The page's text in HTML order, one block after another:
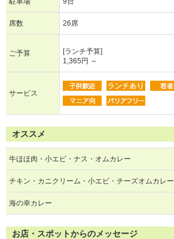
席数 26席
ご予算
[ランチ予算]
1,365円 ～
サービス
オススメ
牛ほほ肉・小エビ・ナス・オムカレー
チキン・カニクリーム・小エビ・チーズオムカレー
海の幸カレー
お店・スポットからのメッセージ